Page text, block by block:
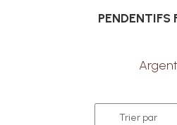
PENDENTIFS
Argent